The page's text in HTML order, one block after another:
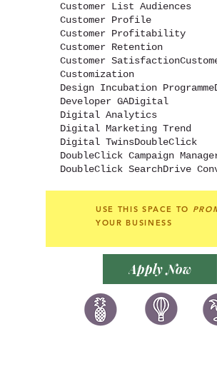
Customer List Audiences
Customer Profile
Customer Profitability
Customer Retention
Customer Satisfaction
Customization
Design Incubation Programme
Developer GADigital
Digital Analytics
Digital Marketing Trend
Digital TwinsDoubleClick
DoubleClick Campaign
DoubleClick SearchDrive
USE THIS SPACE TO
YOUR BUSINESS
Apply Now